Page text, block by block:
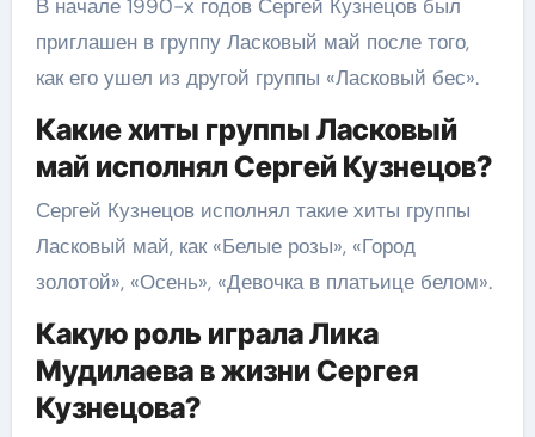
В начале 1990-х годов Сергей Кузнецов был
приглашен в группу Ласковый май после того,
как его ушел из другой группы «Ласковый бес».
Какие хиты группы Ласковый
май исполнял Сергей Кузнецов?
Сергей Кузнецов исполнял такие хиты группы
Ласковый май, как «Белые розы», «Город
золотой», «Осень», «Девочка в платьице белом».
Какую роль играла Лика
Мудилаева в жизни Сергея
Кузнецова?